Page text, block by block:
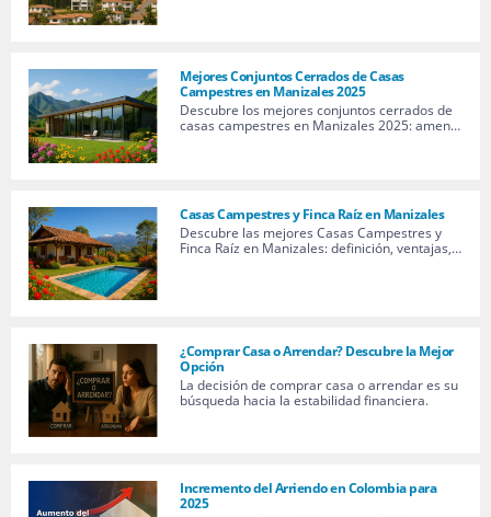
Mejores Conjuntos Cerrados de Casas
Campestres en Manizales 2025
Descubre los mejores conjuntos cerrados de
casas campestres en Manizales 2025: amen…
Casas Campestres y Finca Raíz en Manizales
Descubre las mejores Casas Campestres y
Finca Raíz en Manizales: definición, ventajas,…
¿Comprar Casa o Arrendar? Descubre la Mejor
Opción
La decisión de comprar casa o arrendar es su
búsqueda hacia la estabilidad financiera.
Incremento del Arriendo en Colombia para
2025